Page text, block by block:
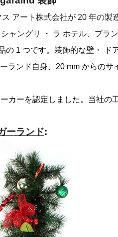
アート株式会社が 20 年の製
ャングリ ・ ラ ホテル、プラ
の 1 つです。装飾的な壁・ ド
ランド自身、20 mm からのサ
カーを認定しました。当社
ーランド: